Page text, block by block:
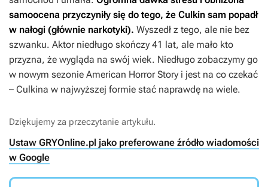
samoocena przyczyniły się do tego, że Culkin sam popadł
w nałogi (głównie narkotyki). Wyszedł z tego, ale nie bez
szwanku. Aktor niedługo skończy 41 lat, ale mało kto
przyzna, że wygląda na swój wiek. Niedługo zobaczymy go
w nowym sezonie American Horror Story i jest na co czekać
– Culkina w najwyższej formie stać naprawdę na wiele.
Dziękujemy za przeczytanie artykułu.
Ustaw GRYOnline.pl jako preferowane źródło wiadomości
w Google